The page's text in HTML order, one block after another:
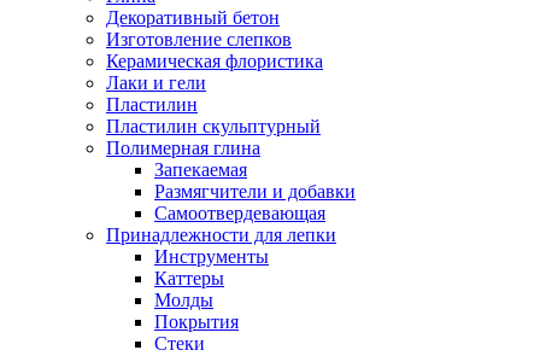
Декоративный бетон
Изготовление слепков
Керамическая флористика
Лаки и гели
Пластилин
Пластилин скульптурный
Полимерная глина
Запекаемая
Размягчители и добавки
Самоотвердевающая
Принадлежности для лепки
Инструменты
Каттеры
Молды
Покрытия
Стеки